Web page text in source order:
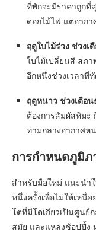
ที่พักจะมีราคาถูกที่
ดอกไม้ไฟ แต่อาก
ฤดูใบไม้ร่วง ช่วง
ใบไม้เปลี่ยนสี สภา
อีกหนึ่งช่วงเวลาที่
ฤดูหนาว ช่วงเดือ
ต้องการสัมผัสหิมะ
ท่ามกลางอากาศห
การกำหนดภูมิภ
สำหรับมือใหม่ แนะนำใ
หนึ่งครั้งเพื่อไม่ให้เหนื่
โตที่มีโตเกียวเป็นศูนย์
สมัย และแหล่งช้อปปิ้ง